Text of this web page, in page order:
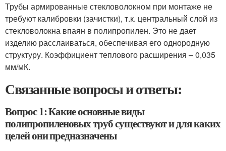
Трубы армированные стекловолокном при монтаже не
требуют калибровки (зачистки), т.к. центральный слой из
стекловолокна впаян в полипропилен. Это не дает
изделию расслаиваться, обеспечивая его однородную
структуру. Коэффициент теплового расширения – 0,035
мм/мК.
Связанные вопросы и ответы:
Вопрос 1: Какие основные виды
полипропиленовых труб существуют и для каких
целей они предназначены